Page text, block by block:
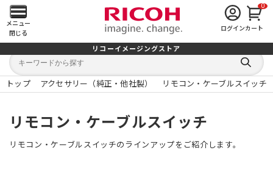
メ
イ
ン
メ
ニ
ュ
メニュー
閉じる
ログイン
0
カート
リコーイメージングストア
キ
ワ
ー
キ
ー
検
索
す
る
トップ アクセサリー（純正・他社製） リモコン・ケーブルスイッチ
リモコン・ケーブルスイッチ
リモコン・ケーブルスイッチのラインアップをご紹介します。